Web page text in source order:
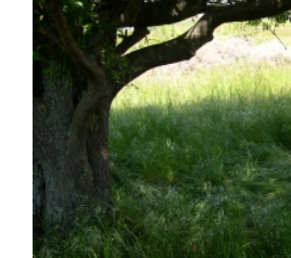
QU’EST-CE QUE L’A.P.O. ?
QU’EST-CE QUE L’EMDR ?
COMMENT SE DÉROULE UNE
LE GROUPE
Supervision
Contact